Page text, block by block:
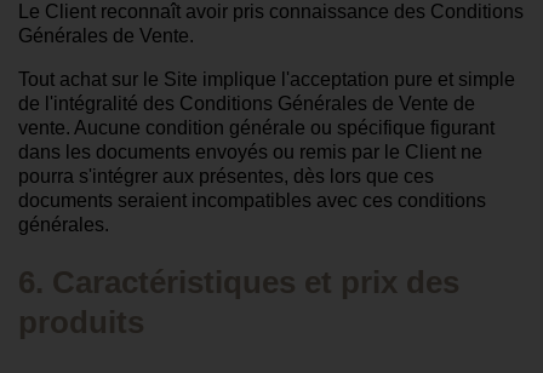
Le Client reconnaît avoir pris connaissance des Conditions
Générales de Vente.
Tout achat sur le Site implique l'acceptation pure et simple
de l'intégralité des Conditions Générales de Vente de
vente. Aucune condition générale ou spécifique figurant
dans les documents envoyés ou remis par le Client ne
pourra s'intégrer aux présentes, dès lors que ces
documents seraient incompatibles avec ces conditions
générales.
6. Caractéristiques et prix des
produits